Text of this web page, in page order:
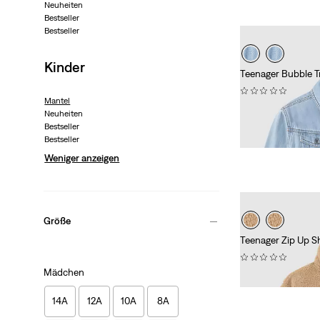
Neuheiten
Bestseller
Bestseller
Kinder
Mantel
Neuheiten
Bestseller
Bestseller
Weniger anzeigen
Größe
Mädchen
14A 12A 10A 8A
Teenager Bubble
Original
Price
was
79,95 €
Rabattauf
(56,00 €)
Teenager Zip Up